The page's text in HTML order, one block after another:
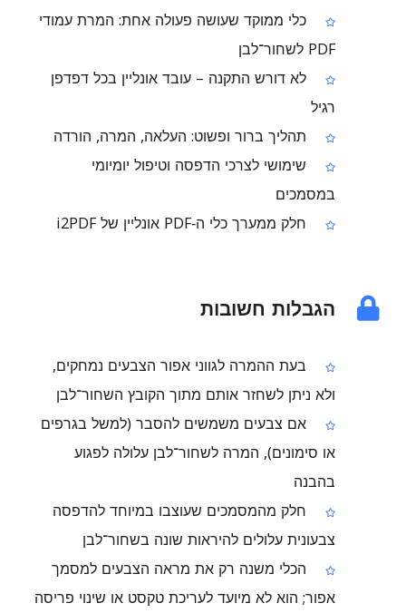
כלי ממוקד שעושה פעולה אחת: המרת עמודי
PDF לשחור־לבן
לא דורש התקנה – עובד אונליין בכל דפדפן
רגיל
תהליך ברור ופשוט: העלאה, המרה, הורדה
שימושי לצרכי הדפסה וטיפול יומיומי
במסמכים
חלק ממערך כלי ה‑PDF אונליין של i2PDF
הגבלות חשובות
בעת ההמרה לגווני אפור הצבעים נמחקים,
ולא ניתן לשחזר אותם מתוך הקובץ השחור־לבן
אם צבעים משמשים להסבר (למשל בגרפים
או סימונים), המרה לשחור־לבן עלולה לפגוע
בהבנה
חלק מהמסמכים שעוצבו במיוחד להדפסה
צבעונית עלולים להיראות שונה בשחור־לבן
הכלי משנה רק את מראה הצבעים למסמך
אפור; הוא לא מיועד לעריכת טקסט או שינוי פריסה